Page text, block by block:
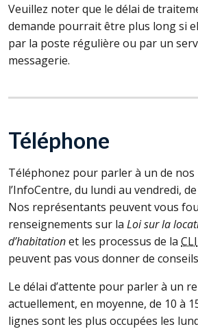
Veuillez noter que le délai de
demande pourrait être plus long si
par la poste régulière ou par un
messagerie.
Téléphone
Téléphonez pour parler à un de nos
l’InfoCentre, du lundi au vendredi,
Nos représentants peuvent vous
renseignements sur la Loi sur la
d’habitationet les processus de la CLI
peuvent pas vous donner de
Le délai d’attente pour parler à un
actuellement, en moyenne, de 10 à
lignes sont les plus occupées les